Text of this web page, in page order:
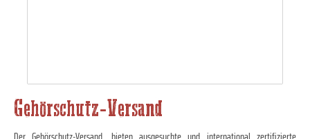
Gehörschutz-Versand